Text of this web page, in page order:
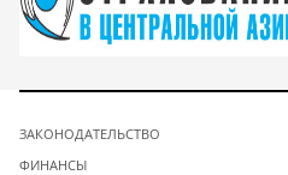
ЗАКОНОДАТЕЛЬСТВО
ФИНАНСЫ